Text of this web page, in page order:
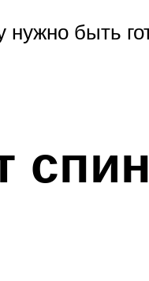
быть